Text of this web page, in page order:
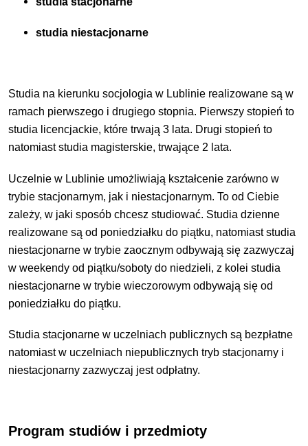
studia niestacjonarne
Studia na kierunku socjologia w Lublinie realizowane są w
ramach pierwszego i drugiego stopnia. Pierwszy stopień to
studia licencjackie, które trwają 3 lata. Drugi stopień to
natomiast studia magisterskie, trwające 2 lata.
Uczelnie w Lublinie umożliwiają kształcenie zarówno w
trybie stacjonarnym, jak i niestacjonarnym. To od Ciebie
zależy, w jaki sposób chcesz studiować. Studia dzienne
realizowane są od poniedziałku do piątku, natomiast studia
niestacjonarne w trybie zaocznym odbywają się zazwyczaj
w weekendy od piątku/soboty do niedzieli, z kolei studia
niestacjonarne w trybie wieczorowym odbywają się od
poniedziałku do piątku.
Studia stacjonarne w uczelniach publicznych są bezpłatne
natomiast w uczelniach niepublicznych tryb stacjonarny i
niestacjonarny zazwyczaj jest odpłatny.
Program studiów i przedmioty